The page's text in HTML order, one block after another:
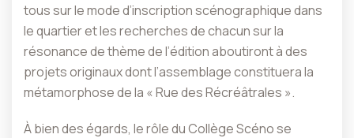
tous sur le mode d’inscription scénographique dans
le quartier et les recherches de chacun sur la
résonance de thème de l’édition aboutiront à des
projets originaux dont l’assemblage constituera la
métamorphose de la « Rue des Récréâtrales ».
À bien des égards, le rôle du Collège Scéno se